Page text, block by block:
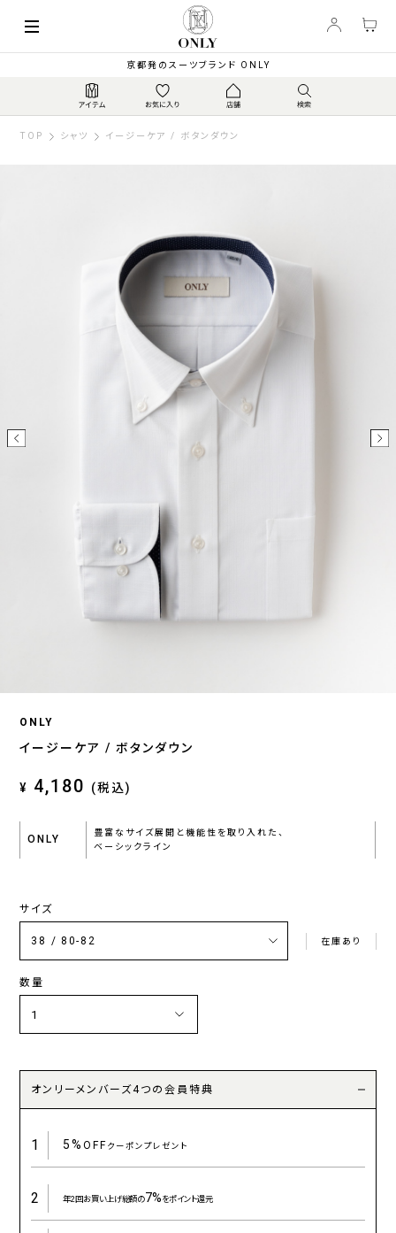
京都発のスーツブランド ONLY
TOP シャツ イージーケア / ボタンダウン
ONLY
イージーケア / ボタンダウン
¥ 4,180 (税込)
ONLY
豊富なサイズ展開と機能性を取り入れた、
ベーシックライン
サイズ
在庫あり
数量
オンリーメンバーズ4つの会員特典
1 5%OFFクーポンプレゼント
2 年2回お買い上げ総額の7%をポイント還元